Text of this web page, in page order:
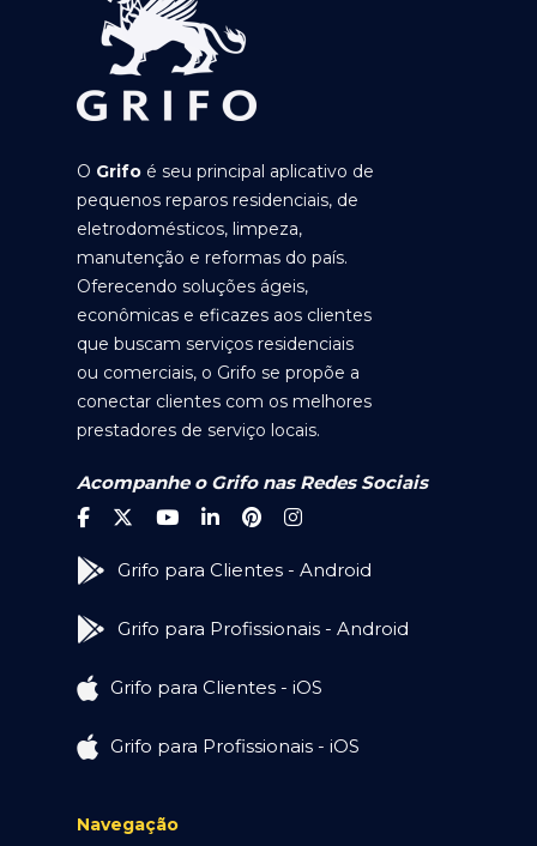
O Grifo é seu principal aplicativo de
pequenos reparos residenciais, de
eletrodomésticos, limpeza,
manutenção e reformas do país.
Oferecendo soluções ágeis,
econômicas e eficazes aos clientes
que buscam serviços residenciais
ou comerciais, o Grifo se propõe a
conectar clientes com os melhores
prestadores de serviço locais.
Acompanhe o Grifo nas Redes Sociais
Grifo para Clientes - Android
Grifo para Profissionais - Android
Grifo para Clientes - iOS
Grifo para Profissionais - iOS
Navegação